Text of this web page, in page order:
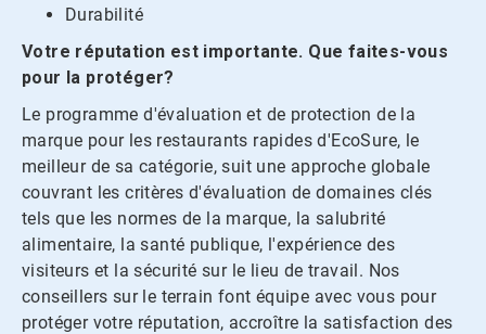
Durabilité
Votre réputation est importante.​​​​​​​ Que faites-vous
pour la protéger?
Le programme d'évaluation et de protection de la
marque pour les restaurants rapides d'EcoSure, le
meilleur de sa catégorie, suit une approche globale
couvrant les critères d'évaluation de domaines clés
tels que les normes de la marque, la salubrité
alimentaire, la santé publique, l'expérience des
visiteurs et la sécurité sur le lieu de travail. Nos
conseillers sur le terrain font équipe avec vous pour
protéger votre réputation, accroître la satisfaction des